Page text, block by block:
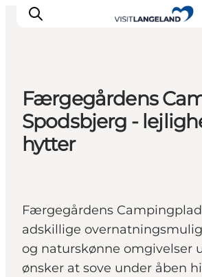
Oplevelser
Byer og øer
Outdoor
Færgegårdens
Spodsbjerg -
hytter
Færgegårdens
adskillige
og naturskønne omgivelser
ønsker at sove under åben